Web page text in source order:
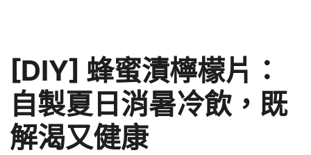
[DIY] 蜂蜜漬檸檬片：
自製夏日消暑冷飲，既
解渴又健康